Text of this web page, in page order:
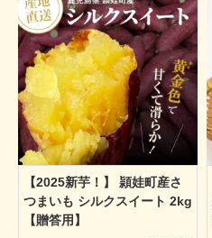
【2025新芋！】 頴娃町産さ
つまいも シルクスイート 2kg
【贈答用】